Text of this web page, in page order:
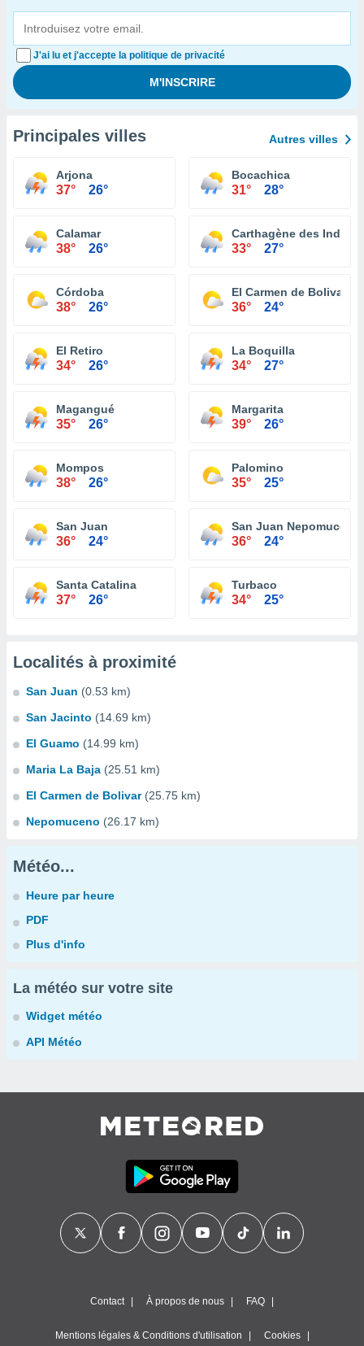
J'ai lu et j'accepte la politique de privacité
Principales villes Autres villes
Arjona
37° 26°
Bocachica
31° 28°
Calamar
38° 26°
Carthagène des Indes
33° 27°
Córdoba
38° 26°
El Carmen de Bolivar
36° 24°
El Retiro
34° 26°
La Boquilla
34° 27°
Magangué
35° 26°
Margarita
39° 26°
Mompos
38° 26°
Palomino
35° 25°
San Juan
36° 24°
San Juan Nepomuceno
36° 24°
Santa Catalina
37° 26°
Turbaco
34° 25°
Localités à proximité
San Juan (0.53 km)
San Jacinto (14.69 km)
El Guamo (14.99 km)
Maria La Baja (25.51 km)
El Carmen de Bolivar (25.75 km)
Nepomuceno (26.17 km)
Météo...
Heure par heure
PDF
Plus d'info
La météo sur votre site
Widget météo
API Météo
Contact À propos de nous FAQ
Mentions légales & Conditions d'utilisation Cookies